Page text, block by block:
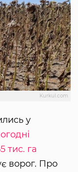
Kurkul.com
у
тис. га
ворог. Про